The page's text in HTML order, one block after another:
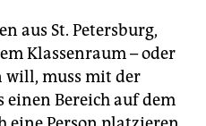
aus St. Petersburg,
Klassenraum – oder
will, muss mit der
einen Bereich auf dem